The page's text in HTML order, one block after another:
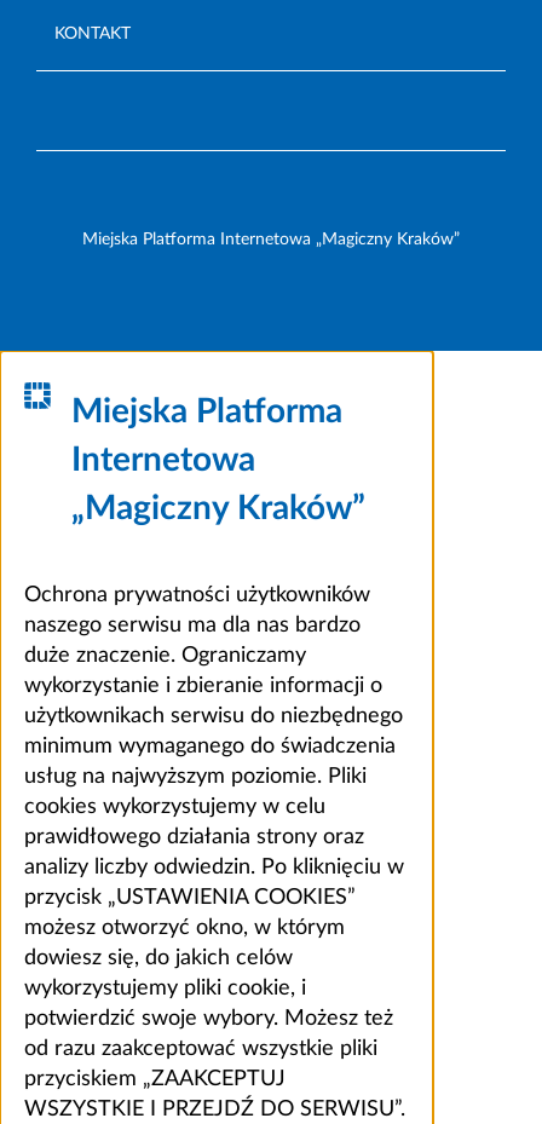
KONTAKT
Miejska Platforma Internetowa „Magiczny Kraków”
Miejska Platforma
Internetowa
„Magiczny Kraków”
Ochrona prywatności użytkowników
naszego serwisu ma dla nas bardzo
duże znaczenie. Ograniczamy
wykorzystanie i zbieranie informacji o
użytkownikach serwisu do niezbędnego
minimum wymaganego do świadczenia
usług na najwyższym poziomie. Pliki
cookies wykorzystujemy w celu
prawidłowego działania strony oraz
analizy liczby odwiedzin. Po kliknięciu w
przycisk „USTAWIENIA COOKIES”
możesz otworzyć okno, w którym
dowiesz się, do jakich celów
wykorzystujemy pliki cookie, i
potwierdzić swoje wybory. Możesz też
od razu zaakceptować wszystkie pliki
przyciskiem „ZAAKCEPTUJ
WSZYSTKIE I PRZEJDŹ DO SERWISU”.